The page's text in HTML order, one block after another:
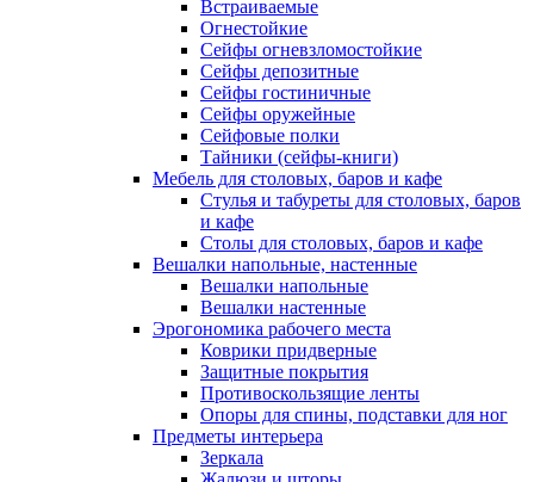
Встраиваемые
Огнестойкие
Сейфы огневзломостойкие
Сейфы депозитные
Сейфы гостиничные
Сейфы оружейные
Сейфовые полки
Тайники (сейфы-книги)
Мебель для столовых, баров и кафе
Стулья и табуреты для столовых, баров
и кафе
Столы для столовых, баров и кафе
Вешалки напольные, настенные
Вешалки напольные
Вешалки настенные
Эрогономика рабочего места
Коврики придверные
Защитные покрытия
Противоскользящие ленты
Опоры для спины, подставки для ног
Предметы интерьера
Зеркала